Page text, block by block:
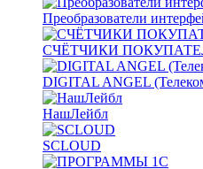
Преобразователи
СЧЁТЧИКИ
DIGITAL ANGEL
НашЛейбл
SCLOUD